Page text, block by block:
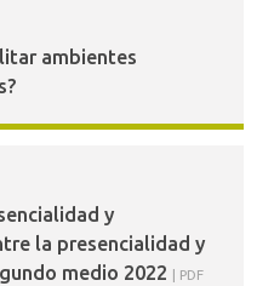
ambientes
y
la presencialidad y
medio 2022
PDF